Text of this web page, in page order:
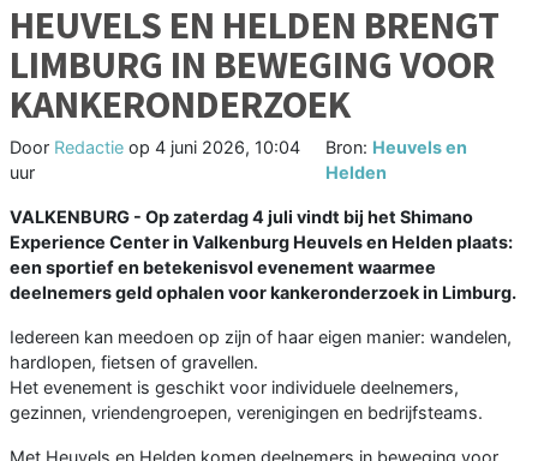
HEUVELS EN HELDEN BRENGT
LIMBURG IN BEWEGING VOOR
KANKERONDERZOEK
Door Redactie op 4 juni 2026, 10:04
uur
Bron: Heuvels en
Helden
VALKENBURG - Op zaterdag 4 juli vindt bij het Shimano
Experience Center in Valkenburg Heuvels en Helden plaats:
een sportief en betekenisvol evenement waarmee
deelnemers geld ophalen voor kankeronderzoek in Limburg.
Iedereen kan meedoen op zijn of haar eigen manier: wandelen,
hardlopen, fietsen of gravellen.
Het evenement is geschikt voor individuele deelnemers,
gezinnen, vriendengroepen, verenigingen en bedrijfsteams.
Met Heuvels en Helden komen deelnemers in beweging voor